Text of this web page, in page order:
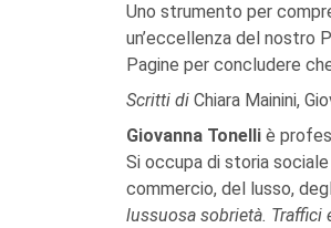
Uno strumento per
un’eccellenza del nostro
Pagine per concludere
Scritti di Chiara Mainini,
Giovanna Tonelli è
Si occupa di storia
commercio, del lusso,
lussuosa sobrietà.